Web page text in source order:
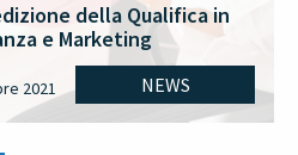
della Qualifica in
e Marketing
NEWS
2021